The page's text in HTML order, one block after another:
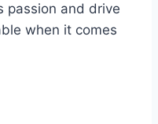
passion and drive
when it comes